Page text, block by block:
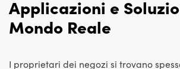
Applicazioni e
Mondo Reale
I proprietari dei negozi si trovano